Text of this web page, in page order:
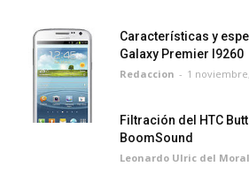
Características y
Galaxy Premier I9260
Redaccion - 1
Filtración del HTC
BoomSound
Leonardo Ulric del Moral